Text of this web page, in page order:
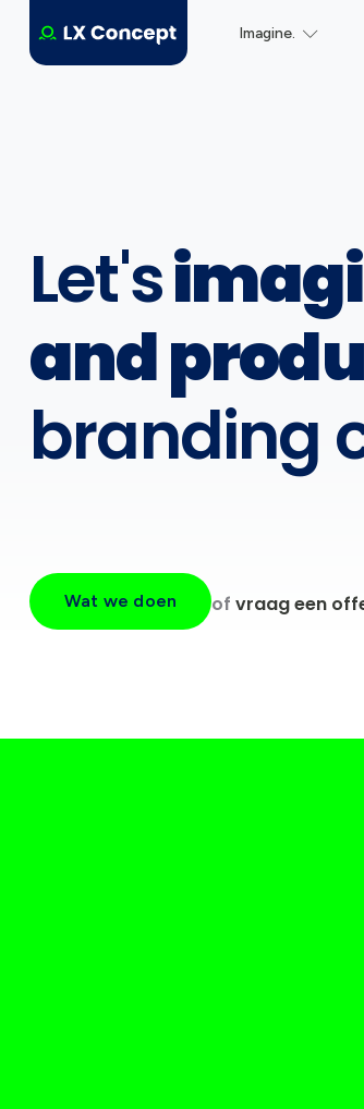
Imagine.
Let's
and
branding
Wat we doen ofvraag een